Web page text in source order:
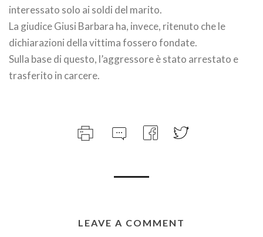
interessato solo ai soldi del marito.
La giudice Giusi Barbara ha, invece, ritenuto che le
dichiarazioni della vittima fossero fondate.
Sulla base di questo, l’aggressore è stato arrestato e
trasferito in carcere.
LEAVE A COMMENT